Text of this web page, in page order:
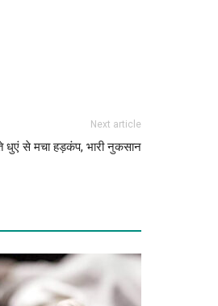
Next article
से मचा हड़कंप, भारी नुकसान